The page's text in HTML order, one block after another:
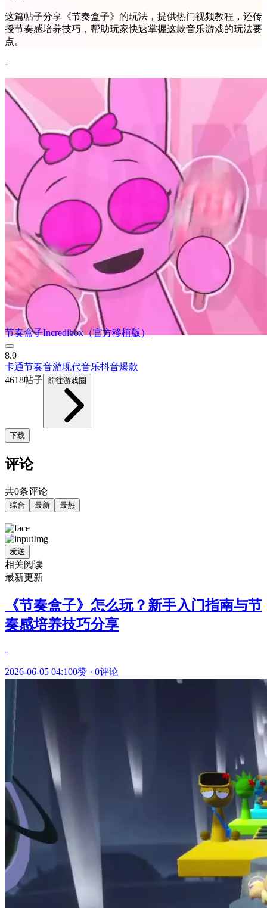
这篇帖子分享《节奏盒子》的玩法，提供热门视频教程，还传
授节奏感培养技巧，帮助玩家快速掌握这款音乐游戏的玩法要
点。
-
节奏盒子Incredibox（官方移植版）
8.0
卡通节奏音游现代音乐抖音爆款
4618帖子 前往游戏圈
下载
评论
共0条评论
综合 最新 最热
发送
相关阅读
最新更新
《节奏盒子》怎么玩？新手入门指南与节
奏感培养技巧分享
-
2026-06-05 04:100赞 · 0评论